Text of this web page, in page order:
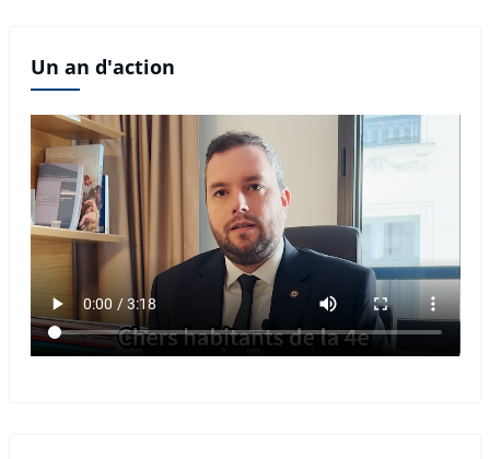
Un an d'action